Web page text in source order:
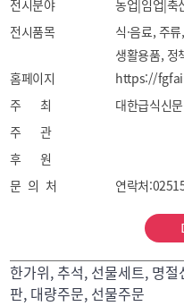
전시분야
농업|임업|축
전시품목
식·음료, 주
생활용품, 정
홈페이지
https://
주 최
주 관
후 원
문 의 처
연락처
한가위, 추석, 선물세트, 명
판, 대량주문, 선물주문